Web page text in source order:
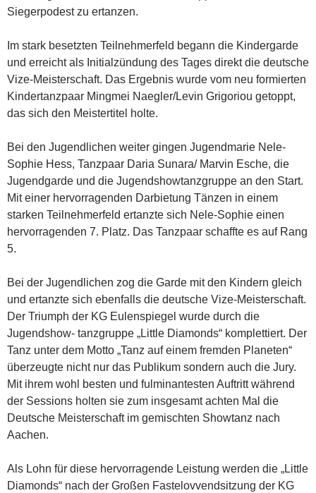
Siegerpodest zu ertanzen.
Im stark besetzten Teilnehmerfeld begann die Kindergarde
und erreicht als Initialzündung des Tages direkt die deutsche
Vize-Meisterschaft. Das Ergebnis wurde vom neu formierten
Kindertanzpaar Mingmei Naegler/Levin Grigoriou getoppt,
das sich den Meistertitel holte.
Bei den Jugendlichen weiter gingen Jugendmarie Nele-
Sophie Hess, Tanzpaar Daria Sunara/ Marvin Esche, die
Jugendgarde und die Jugendshowtanzgruppe an den Start.
Mit einer hervorragenden Darbietung Tänzen in einem
starken Teilnehmerfeld ertanzte sich Nele-Sophie einen
hervorragenden 7. Platz. Das Tanzpaar schaffte es auf Rang
5.
Bei der Jugendlichen zog die Garde mit den Kindern gleich
und ertanzte sich ebenfalls die deutsche Vize-Meisterschaft.
Der Triumph der KG Eulenspiegel wurde durch die
Jugendshow- tanzgruppe „Little Diamonds“ komplettiert. Der
Tanz unter dem Motto „Tanz auf einem fremden Planeten“
überzeugte nicht nur das Publikum sondern auch die Jury.
Mit ihrem wohl besten und fulminantesten Auftritt während
der Sessions holten sie zum insgesamt achten Mal die
Deutsche Meisterschaft im gemischten Showtanz nach
Aachen.
Als Lohn für diese hervorragende Leistung werden die „Little
Diamonds“ nach der Großen Fastelovvendsitzung der KG